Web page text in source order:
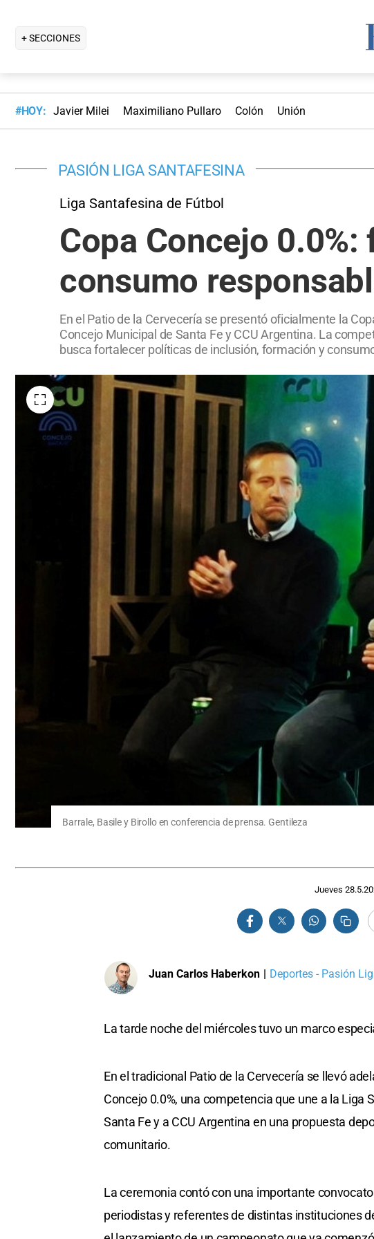
+ SECCIONES
#HOY: Javier Milei Maximiliano Pullaro Colón Unión
PASIÓN LIGA SANTAFESINA
Liga Santafesina de Fútbol
Copa Concejo
consumo
En el Patio de la Cervecería se presentó oficialmente la
Concejo Municipal de Santa Fe y CCU Argentina. La
busca fortalecer políticas de inclusión, formación y
Barrale, Basile y Birollo en conferencia de prensa. Gentileza
Jueves
Juan Carlos Haberkon | Deportes - Pasión
La tarde noche del miércoles tuvo un marco
En el tradicional Patio de la Cervecería se llevó
Concejo 0.0%, una competencia que une a la Liga
Santa Fe y a CCU Argentina en una propuesta
comunitario.
La ceremonia contó con una importante
periodistas y referentes de distintas instituciones